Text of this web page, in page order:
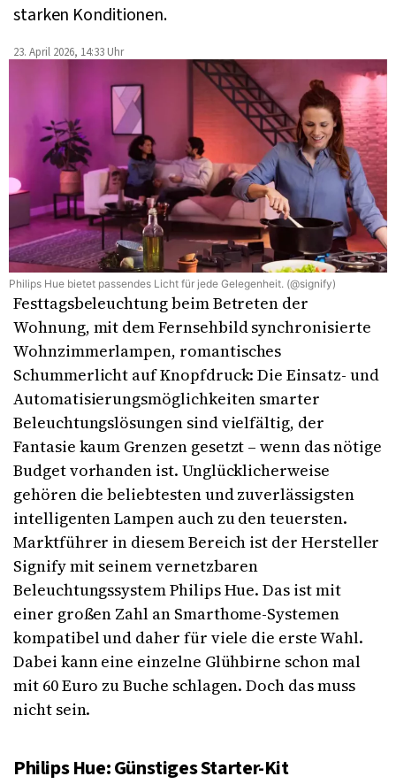
starken Konditionen.
23. April 2026, 14:33 Uhr
Philips Hue bietet passendes Licht für jede Gelegenheit. (@signify)
Festtagsbeleuchtung beim Betreten der
Wohnung, mit dem Fernsehbild synchronisierte
Wohnzimmerlampen, romantisches
Schummerlicht auf Knopfdruck: Die Einsatz- und
Automatisierungsmöglichkeiten smarter
Beleuchtungslösungen sind vielfältig, der
Fantasie kaum Grenzen gesetzt – wenn das nötige
Budget vorhanden ist. Unglücklicherweise
gehören die beliebtesten und zuverlässigsten
intelligenten Lampen auch zu den teuersten.
Marktführer in diesem Bereich ist der Hersteller
Signify mit seinem vernetzbaren
Beleuchtungssystem Philips Hue. Das ist mit
einer großen Zahl an Smarthome-Systemen
kompatibel und daher für viele die erste Wahl.
Dabei kann eine einzelne Glühbirne schon mal
mit 60 Euro zu Buche schlagen. Doch das muss
nicht sein.
Philips Hue: Günstiges Starter-Kit